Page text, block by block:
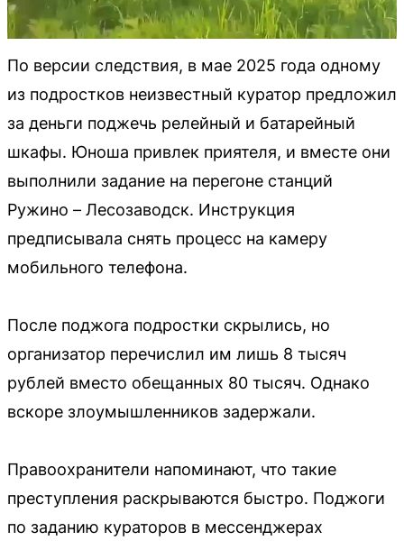
По версии следствия, в мае 2025 года одному
из подростков неизвестный куратор предложил
за деньги поджечь релейный и батарейный
шкафы. Юноша привлек приятеля, и вместе они
выполнили задание на перегоне станций
Ружино – Лесозаводск. Инструкция
предписывала снять процесс на камеру
мобильного телефона.
После поджога подростки скрылись, но
организатор перечислил им лишь 8 тысяч
рублей вместо обещанных 80 тысяч. Однако
вскоре злоумышленников задержали.
Правоохранители напоминают, что такие
преступления раскрываются быстро. Поджоги
по заданию кураторов в мессенджерах